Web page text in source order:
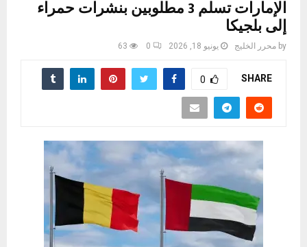
الإمارات تسلم 3 مطلوبين بنشرات حمراء
إلى بلجيكا
by محرر الخليج يونيو 18, 2026 0
63
SHARE
0